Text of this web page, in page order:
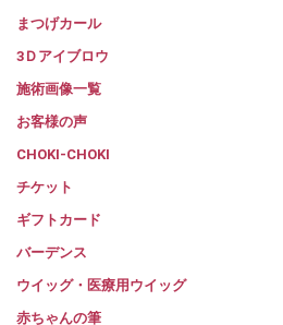
まつげカール
3Ｄアイブロウ
施術画像一覧
お客様の声
CHOKI-CHOKI
チケット
ギフトカード
バーデンス
ウイッグ・医療用ウイッグ
赤ちゃんの筆